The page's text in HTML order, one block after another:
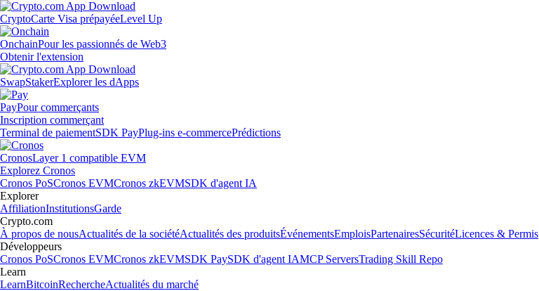
CryptoCarte Visa prépayéeLevel Up
OnchainPour les passionnés de Web3
Obtenir l'extension
SwapStakerExplorer les dApps
PayPour commerçants
Inscription commerçant
Terminal de paiementSDK PayPlug-ins e-commercePrédictions
CronosLayer 1 compatible EVM
Explorez Cronos
Cronos PoSCronos EVMCronos zkEVMSDK d'agent IA
Explorer
AffiliationInstitutionsGarde
Crypto.com
À propos de nousActualités de la sociétéActualités des produitsÉvénementsEmploisPartenairesSécuritéLicences & Permis
Développeurs
Cronos PoSCronos EVMCronos zkEVMSDK PaySDK d'agent IAMCP ServersTrading Skill Repo
Learn
LearnBitcoinRechercheActualités du marché